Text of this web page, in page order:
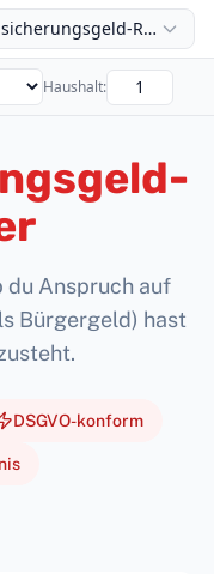
Rechner
Haushalt:
du Anspruch auf
Bürgergeld) hast
DSGVO-konform